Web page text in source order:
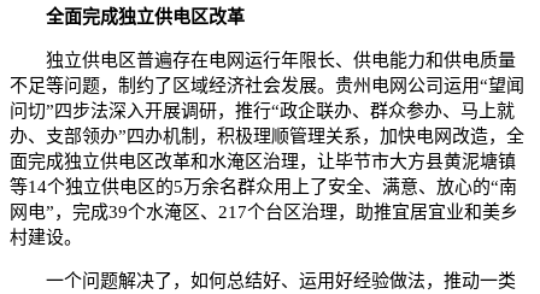
全面完成独立供电区改革
独立供电区普遍存在电网运行年限长、供电能力和供电质量
不足等问题，制约了区域经济社会发展。贵州电网公司运用“望闻
问切”四步法深入开展调研，推行“政企联办、群众参办、马上就
办、支部领办”四办机制，积极理顺管理关系，加快电网改造，全
面完成独立供电区改革和水淹区治理，让毕节市大方县黄泥塘镇
等14个独立供电区的5万余名群众用上了安全、满意、放心的“南
网电”，完成39个水淹区、217个台区治理，助推宜居宜业和美乡
村建设。
一个问题解决了，如何总结好、运用好经验做法，推动一类